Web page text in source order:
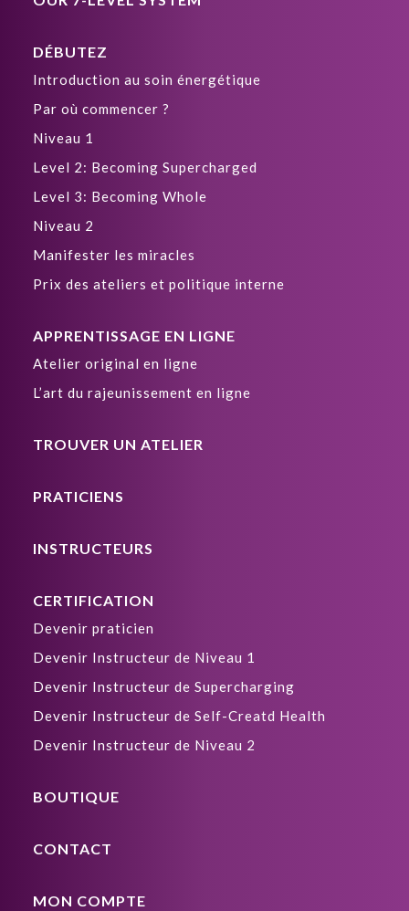
DÉBUTEZ
Introduction au soin énergétique
Par où commencer ?
Niveau 1
Level 2: Becoming Supercharged
Level 3: Becoming Whole
Niveau 2
Manifester les miracles
Prix des ateliers et politique interne
APPRENTISSAGE EN LIGNE
Atelier original en ligne
L’art du rajeunissement en ligne
TROUVER UN ATELIER
PRATICIENS
INSTRUCTEURS
CERTIFICATION
Devenir praticien
Devenir Instructeur de Niveau 1
Devenir Instructeur de Supercharging
Devenir Instructeur de Self-Creatd Health
Devenir Instructeur de Niveau 2
BOUTIQUE
CONTACT
MON COMPTE